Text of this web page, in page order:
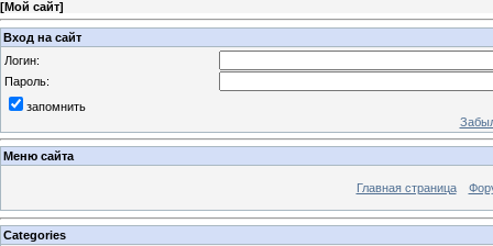
[Мой сайт]
Вход на сайт
Логин:
Пароль:
запомнить
Меню сайта
Главная страница
Categories